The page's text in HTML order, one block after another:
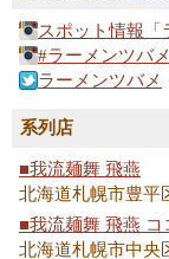
スポット情報「
#ラーメンツバメ
ラーメンツバメ
系列店
■我流麺舞 飛燕
北海道札幌市豊平
■我流麺舞 飛燕
北海道札幌市中央